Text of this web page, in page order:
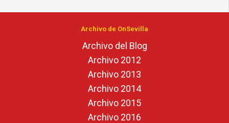
Archivo de OnSevilla
Archivo del Blog
Archivo 2012
Archivo 2013
Archivo 2014
Archivo 2015
Archivo 2016